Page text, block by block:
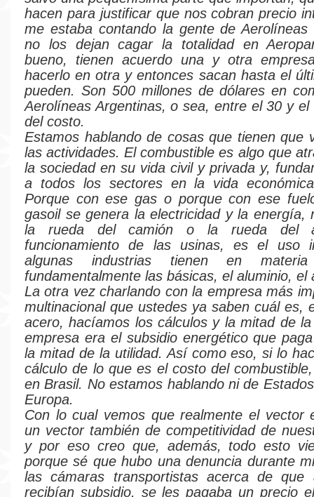
hacen para justificar que nos cobran precio
me estaba contando la gente de Aerolíneas
no los dejan cagar la totalidad en
bueno, tienen acuerdo una y otra
hacerlo en otra y entonces sacan hasta el
pueden. Son 500 millones de dólares en
Aerolíneas Argentinas, o sea, entre el 30 y el
del costo.
Estamos hablando de cosas que tienen que
las actividades. El combustible es algo que
la sociedad en su vida civil y privada y,
a todos los sectores en la vida
Porque con ese gas o porque con ese
gasoil se genera la electricidad y la energía,
la rueda del camión o la rueda del
funcionamiento de las usinas, es el uso
algunas industrias tienen en materia
fundamentalmente las básicas, el aluminio, el
La otra vez charlando con la empresa más
multinacional que ustedes ya saben cuál es,
acero, hacíamos los cálculos y la mitad de
empresa era el subsidio energético que
la mitad de la utilidad. Así como eso, si lo
cálculo de lo que es el costo del
en Brasil. No estamos hablando ni de
Europa.
Con lo cual vemos que realmente el vector
un vector también de competitividad de
y por eso creo que, además, todo esto
porque sé que hubo una denuncia durante
las cámaras transportistas acerca de que
recibían subsidio, se les pagaba un precio